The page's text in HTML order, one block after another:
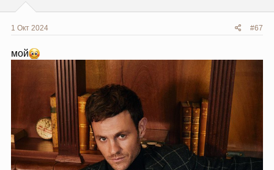
Спойлер: ++
1 Окт 2024 #67
мой